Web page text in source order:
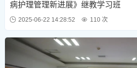
病护理管理新进展》继教学习班
2025-06-22 14:28:52 110 次